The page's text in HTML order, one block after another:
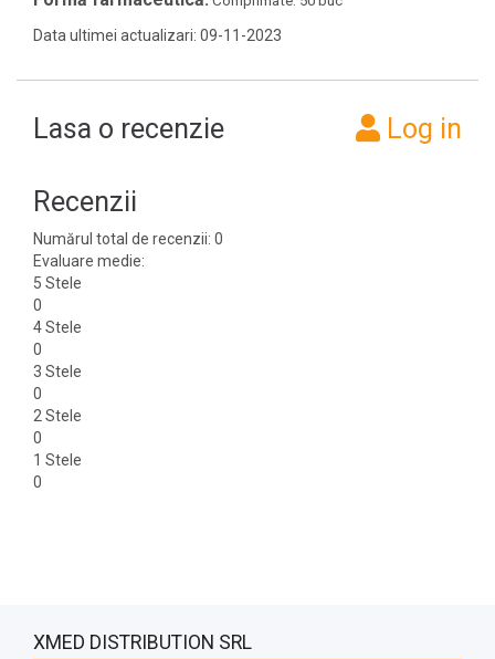
Data ultimei actualizari: 09-11-2023
Lasa o recenzie Log in
Recenzii
Numărul total de recenzii: 0
Evaluare medie:
5 Stele
0
4 Stele
0
3 Stele
0
2 Stele
0
1 Stele
0
XMED DISTRIBUTION SRL